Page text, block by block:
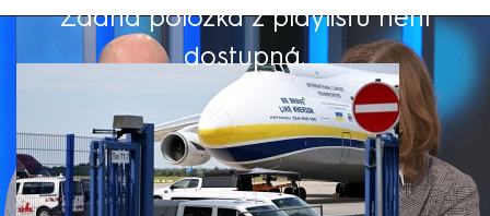
Žádná položka z playlistu není
dostupná.
Výběr redakce